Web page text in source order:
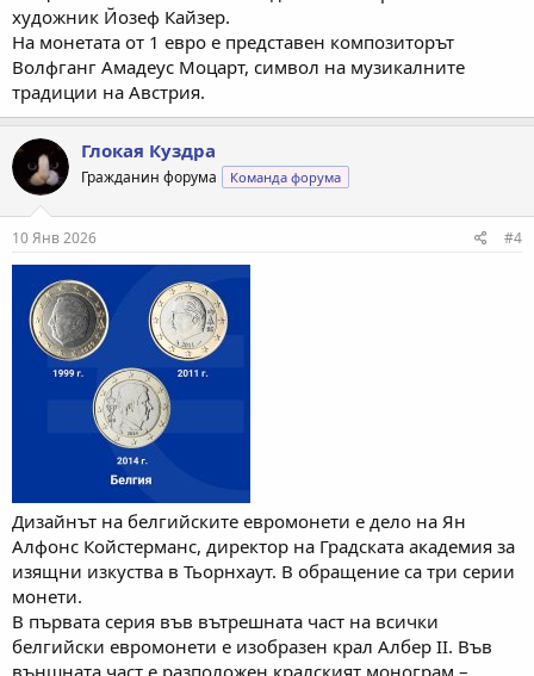
художник Йозеф Кайзер.
На монетата от 1 евро е представен композиторът
Волфганг Амадеус Моцарт, символ на музикалните
традиции на Австрия.
Глокая Куздра
Гражданин форума Команда форума
10 Янв 2026 #4
Дизайнът на белгийските евромонети е дело на Ян
Алфонс Койстерманс, директор на Градската академия за
изящни изкуства в Тьорнхаут. В обращение са три серии
монети.
В първата серия във вътрешната част на всички
белгийски евромонети е изобразен крал Албер II. Във
външната част е разположен кралският монограм –